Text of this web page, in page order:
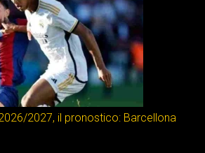
2027, il pronostico: Barcellona